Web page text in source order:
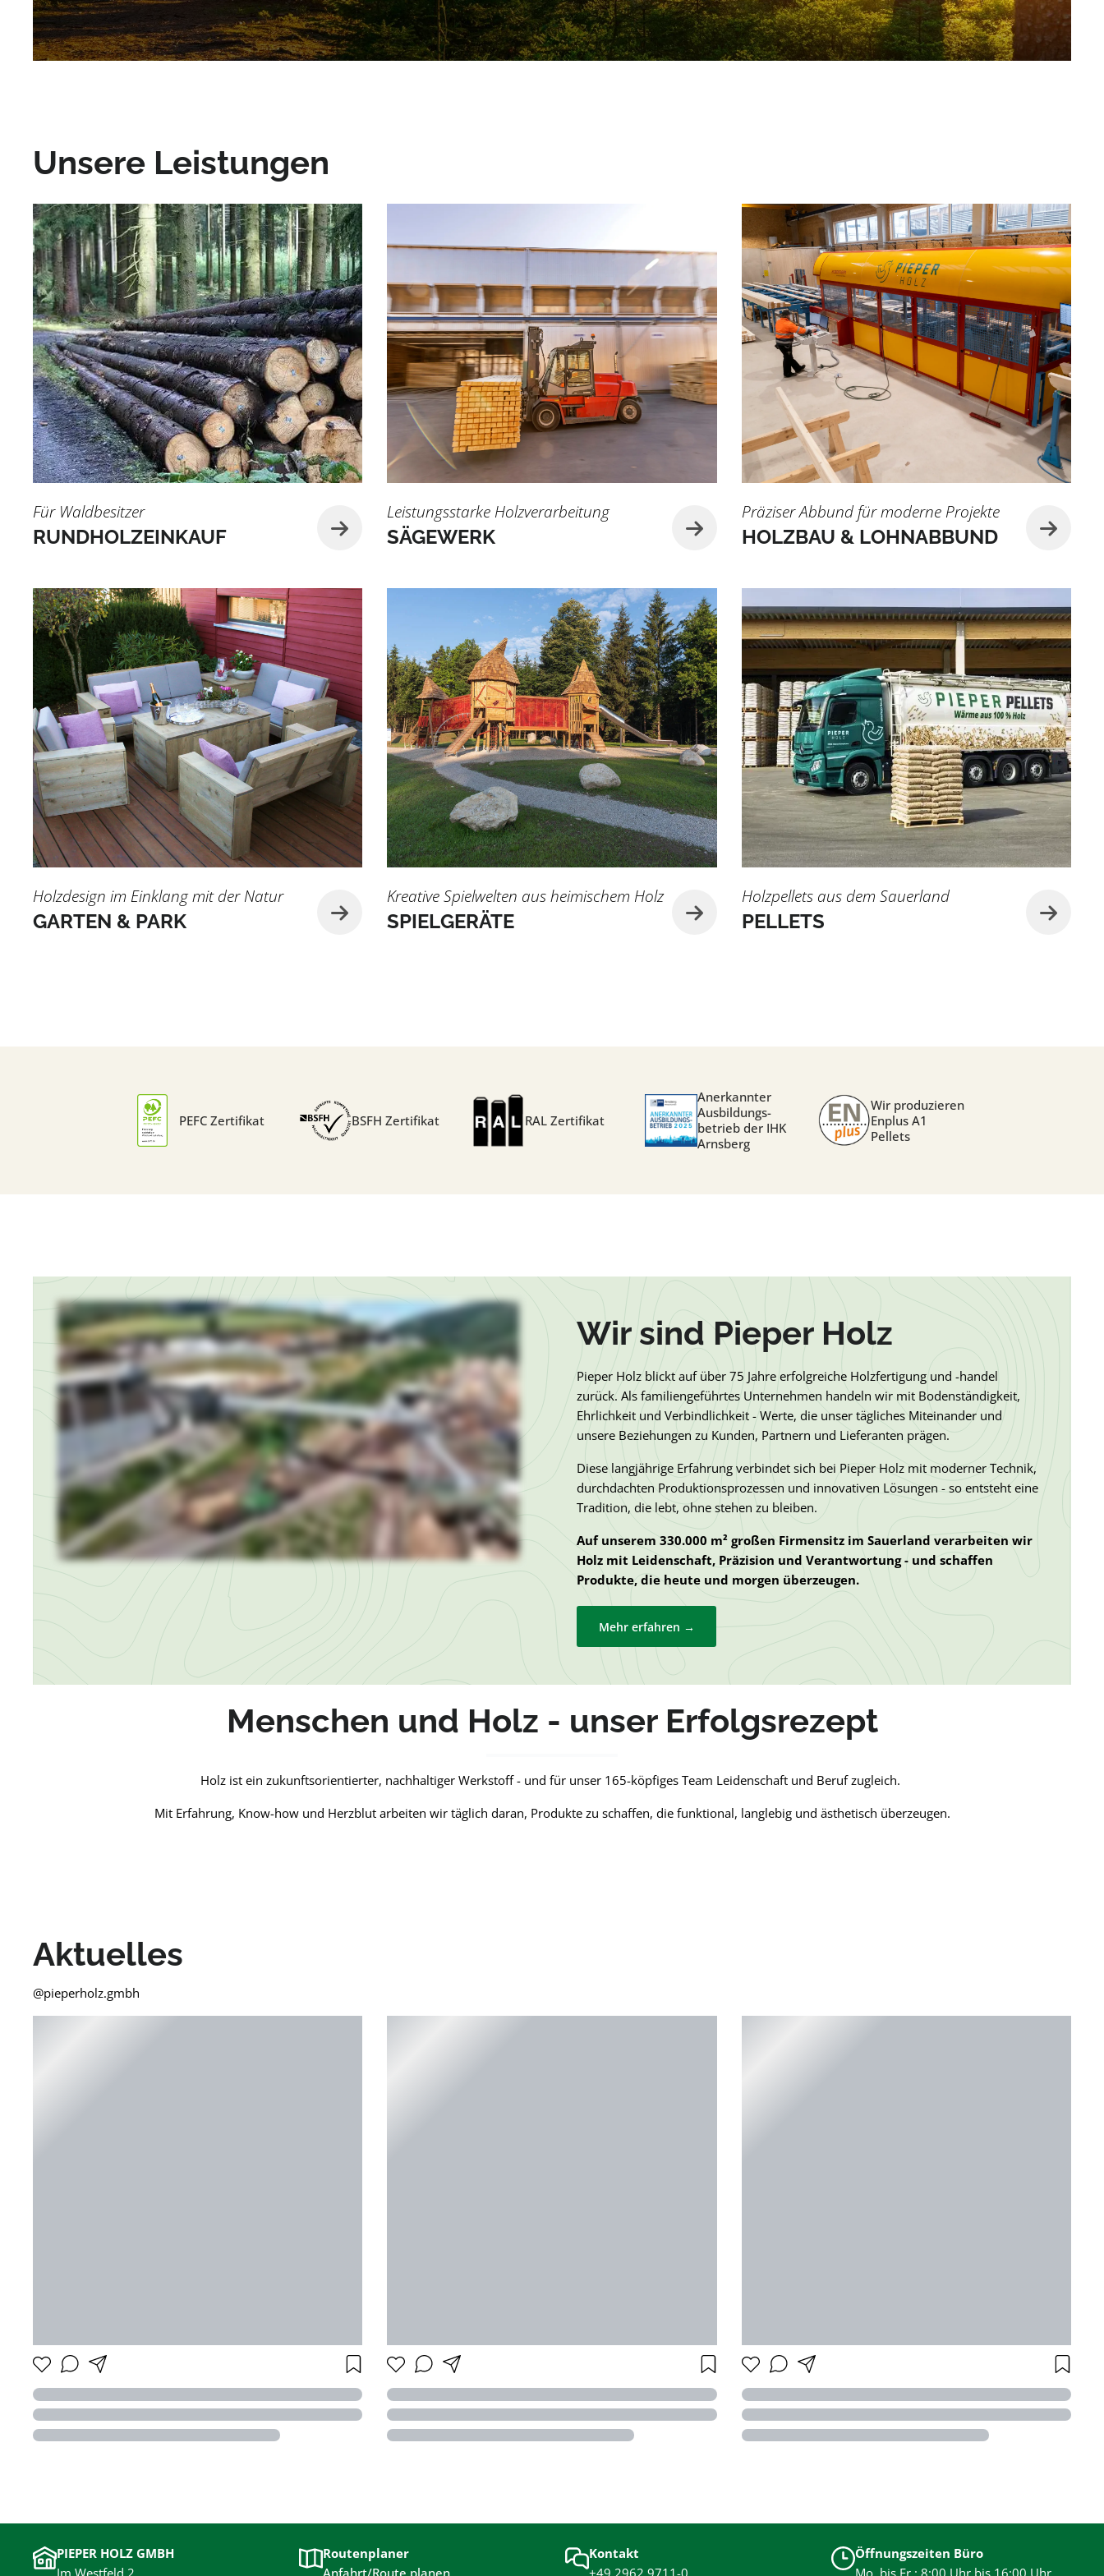
Unsere Leistungen
Für Waldbesitzer
RUNDHOLZEINKAUF
Leistungsstarke Holzverarbeitung
SÄGEWERK
Präziser Abbund für moderne Projekte
HOLZBAU & LOHNABBUND
Holzdesign im Einklang mit der Natur
GARTEN & PARK
Kreative Spielwelten aus heimischem Holz
SPIELGERÄTE
Holzpellets aus dem Sauerland
PELLETS
PEFC Zertifikat BSFH Zertifikat RAL Zertifikat
Anerkannter
Ausbildungs-
betrieb der IHK
Arnsberg
Wir produzieren
Enplus A1
Pellets
Wir sind Pieper Holz
Pieper Holz blickt auf über 75 Jahre erfolgreiche Holzfertigung und -handel
zurück. Als familiengeführtes Unternehmen handeln wir mit Bodenständigkeit,
Ehrlichkeit und Verbindlichkeit - Werte, die unser tägliches Miteinander und
unsere Beziehungen zu Kunden, Partnern und Lieferanten prägen.
Diese langjährige Erfahrung verbindet sich bei Pieper Holz mit moderner Technik,
durchdachten Produktionsprozessen und innovativen Lösungen - so entsteht eine
Tradition, die lebt, ohne stehen zu bleiben.
Auf unserem 330.000 m² großen Firmensitz im Sauerland verarbeiten wir
Holz mit Leidenschaft, Präzision und Verantwortung - und schaffen
Produkte, die heute und morgen überzeugen.
Mehr erfahren →
Menschen und Holz - unser Erfolgsrezept
Holz ist ein zukunftsorientierter, nachhaltiger Werkstoff - und für unser 165-köpfiges Team Leidenschaft und Beruf zugleich.
Mit Erfahrung, Know-how und Herzblut arbeiten wir täglich daran, Produkte zu schaffen, die funktional, langlebig und ästhetisch überzeugen.
Aktuelles
@pieperholz.gmbh
PIEPER HOLZ GMBH
Routenplaner
Kontakt
Öffnungszeiten Büro